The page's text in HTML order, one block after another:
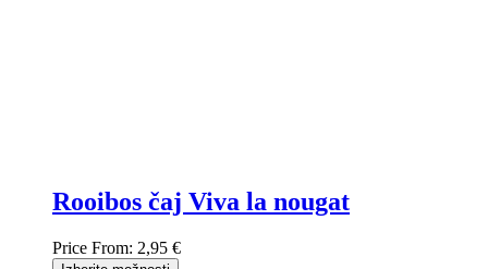
Rooibos čaj Viva la nougat
Price From: 2,95 €